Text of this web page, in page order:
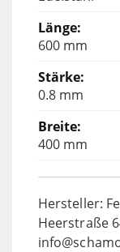
600 mm
0.8 mm
400 mm
Hersteller:
Heerstraße